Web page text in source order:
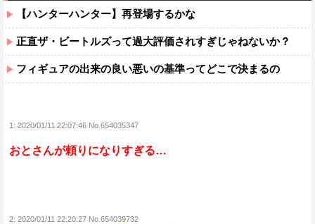
【ハンターハンター】再登場するかな
正直ザ・ビートルズって過大評価されすぎじゃねないか？
フィギュアの出来の良い悪いの基準ってどこで決まるの
1: 2020/01/11 22:07:46 No.654035347
おとさんが頼りになりすぎる…
2: 2020/01/11 22:20:27 No.654039732